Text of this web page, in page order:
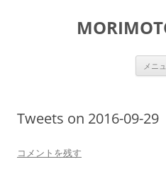
メニ
Tweets on 2016-09-29
コメントを残す